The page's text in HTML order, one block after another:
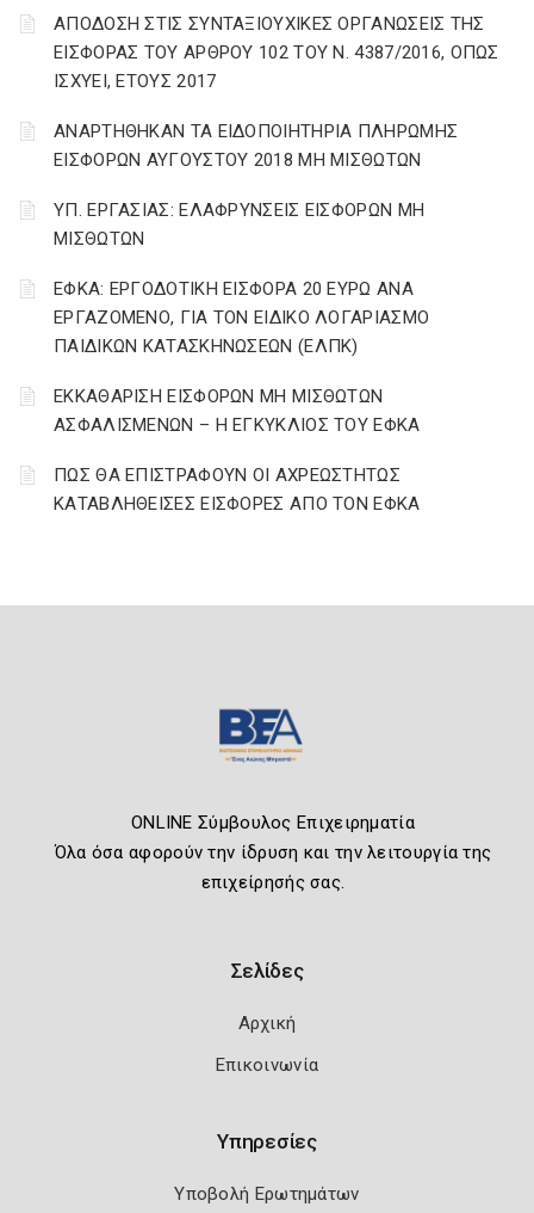
ΑΠΟΔΟΣΗ ΣΤΙΣ ΣΥΝΤΑΞΙΟΥΧΙΚΕΣ ΟΡΓΑΝΩΣΕΙΣ ΤΗΣ
ΕΙΣΦΟΡΑΣ ΤΟΥ ΑΡΘΡΟΥ 102 ΤΟΥ Ν. 4387/2016, ΟΠΩΣ
ΙΣΧΥΕΙ, ΕΤΟΥΣ 2017
ΑΝΑΡΤΗΘΗΚΑΝ ΤΑ ΕΙΔΟΠΟΙΗΤΗΡΙΑ ΠΛΗΡΩΜΗΣ
ΕΙΣΦΟΡΩΝ ΑΥΓΟΥΣΤΟΥ 2018 ΜΗ ΜΙΣΘΩΤΩΝ
ΥΠ. ΕΡΓΑΣΙΑΣ: ΕΛΑΦΡΥΝΣΕΙΣ ΕΙΣΦΟΡΩΝ ΜΗ
ΜΙΣΘΩΤΩΝ
ΕΦΚΑ: ΕΡΓΟΔΟΤΙΚΗ ΕΙΣΦΟΡΑ 20 ΕΥΡΩ ΑΝΑ
ΕΡΓΑΖΟΜΕΝΟ, ΓΙΑ ΤΟΝ ΕΙΔΙΚΟ ΛΟΓΑΡΙΑΣΜΟ
ΠΑΙΔΙΚΩΝ ΚΑΤΑΣΚΗΝΩΣΕΩΝ (ΕΛΠΚ)
ΕΚΚΑΘΑΡΙΣΗ ΕΙΣΦΟΡΩΝ ΜΗ ΜΙΣΘΩΤΩΝ
ΑΣΦΑΛΙΣΜΕΝΩΝ – Η ΕΓΚΥΚΛΙΟΣ ΤΟΥ ΕΦΚΑ
ΠΩΣ ΘΑ ΕΠΙΣΤΡΑΦΟΥΝ ΟΙ ΑΧΡΕΩΣΤΗΤΩΣ
ΚΑΤΑΒΛΗΘΕΙΣΕΣ ΕΙΣΦΟΡΕΣ ΑΠΟ ΤΟΝ ΕΦΚΑ
ONLINE Σύμβουλος Επιχειρηματία
Όλα όσα αφορούν την ίδρυση και την λειτουργία της
επιχείρησής σας.
Σελίδες
Αρχική
Επικοινωνία
Υπηρεσίες
Υποβολή Ερωτημάτων